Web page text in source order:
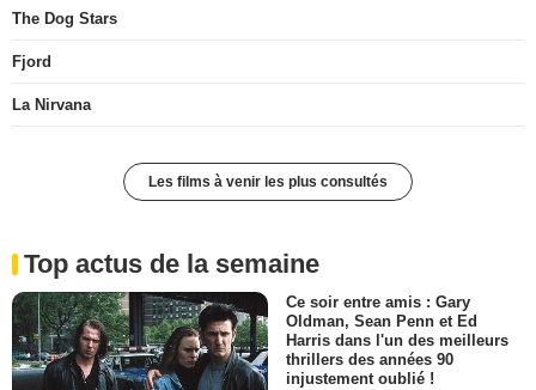
The Dog Stars
Fjord
La Nirvana
Les films à venir les plus consultés
Top actus de la semaine
Ce soir entre amis : Gary
Oldman, Sean Penn et Ed
Harris dans l'un des meilleurs
thrillers des années 90
injustement oublié !